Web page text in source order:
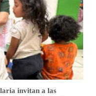
invitan a las